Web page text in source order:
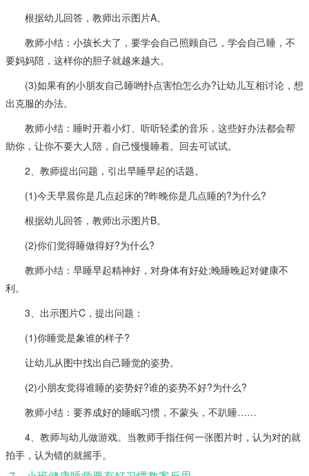
根据幼儿回答，教师出示图片A。
教师小结：小孩长大了，要学会自己照顾自己，学会自己睡，不
要妈妈陪，这样你的胆子就越来越大。
(3)如果有的小朋友自己睡哟扑点害怕怎么办?让幼儿互相讨论，想
出克服的办法。
教师小结：睡时开着小灯、听听轻柔的音乐，这些好办法都会帮
助你，让你不要大人陪，自己慢慢睡着。回去可试试。
2、教师提出问题，引出早睡早起的话题。
(1)今天早晨你是几点起床的?昨晚你是几点睡的?为什么?
根据幼儿回答，教师出示图片B。
(2)你们觉得睡做得好?为什么?
教师小结：早睡早起精神好，对身体有好处;晚睡晚起对健康不
利。
3、出示图片C，提出问题：
(1)你睡觉是象谁的样子?
让幼儿从图中找出自己睡觉的姿势。
(2)小朋友觉得谁睡的姿势好?谁的姿势不好?为什么?
教师小结：要养成好的睡眠习惯，不蒙头，不趴睡……
4、教师与幼儿做游戏。当教师手指任何一张图片时，认为对的就
拍手，认为错的就摇手。